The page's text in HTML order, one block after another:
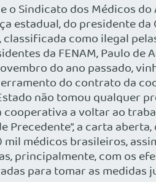
o Sindicato dos Médicos
estadual, do presidente
como ilegal
da FENAM, Paulo de
do ano passado,
do contrato da
não tomou qualquer
a voltar ao
a carta
médicos brasileiros,
principalmente, com os
para tomar as medidas